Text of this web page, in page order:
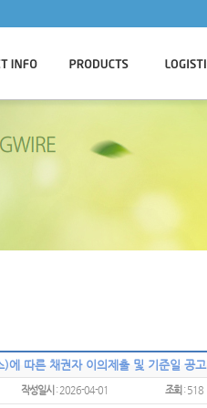
)에 따른 채권자 이의제출 및 기준일 공고
작성일시 : 2026-04-01 조회 : 518